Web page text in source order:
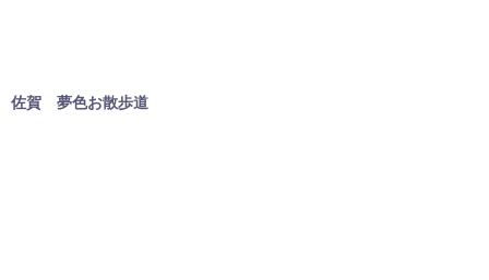
佐賀 夢色お散歩道